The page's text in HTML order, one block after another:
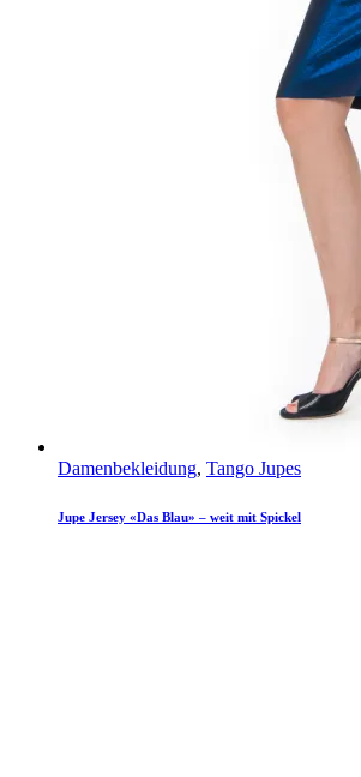
Damenbekleidung, Tango Jupes
Jupe Jersey «Das Blau» – weit mit Spickel